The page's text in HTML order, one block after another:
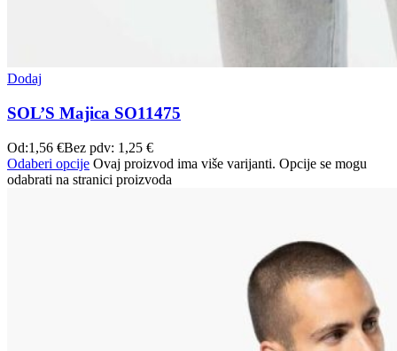
Dodaj
SOL’S Majica SO11475
Od:1,56 €Bez pdv: 1,25 €
Odaberi opcije Ovaj proizvod ima više varijanti. Opcije se mogu
odabrati na stranici proizvoda